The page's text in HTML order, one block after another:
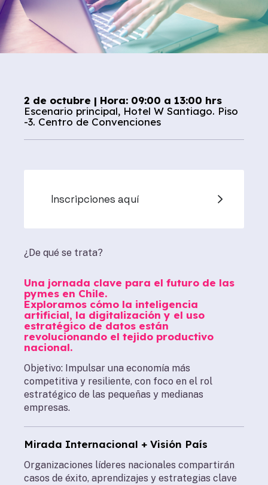
2 de octubre | Hora: 09:00 a 13:00 hrs
Escenario principal, Hotel W Santiago. Piso
-3. Centro de Convenciones
Inscripciones aquí
¿De qué se trata?
Una jornada clave para el futuro de las
pymes en Chile.
Exploramos cómo la inteligencia
artificial, la digitalización y el uso
estratégico de datos están
revolucionando el tejido productivo
nacional.
Objetivo: Impulsar una economía más
competitiva y resiliente, con foco en el rol
estratégico de las pequeñas y medianas
empresas.
Mirada Internacional + Visión País
Organizaciones líderes nacionales compartirán
casos de éxito, aprendizajes y estrategias clave